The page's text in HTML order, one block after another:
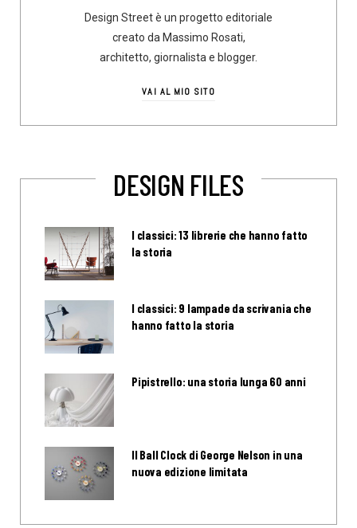
Design Street è un progetto editoriale
creato da Massimo Rosati,
architetto, giornalista e blogger.
VAI AL MIO SITO
DESIGN FILES
I classici: 13 librerie che hanno fatto
la storia
I classici: 9 lampade da scrivania che
hanno fatto la storia
Pipistrello: una storia lunga 60 anni
Il Ball Clock di George Nelson in una
nuova edizione limitata